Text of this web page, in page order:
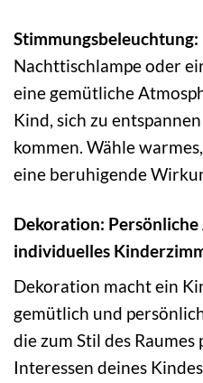
Stimmungsbeleuchtung:
Nachttischlampe oder
eine gemütliche
Kind, sich zu
kommen. Wähle
eine beruhigende
Dekoration:
individuelles
Dekoration macht ein
gemütlich und
die zum Stil des Raumes
Interessen deines